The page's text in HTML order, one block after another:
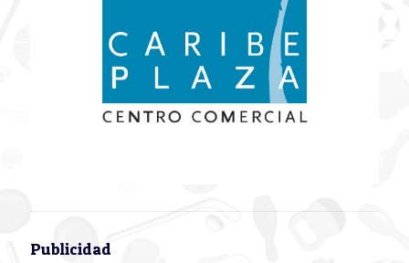
Publicidad